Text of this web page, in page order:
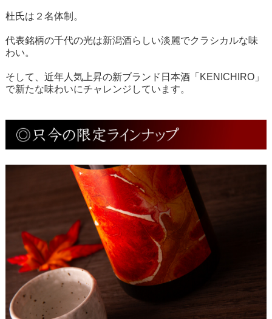
杜氏は２名体制。
代表銘柄の千代の光は新潟酒らしい淡麗でクラシカルな味
わい。
そして、近年人気上昇の新ブランド 日本酒「 KENICHIRO」
で新たな味わいにチャレンジしています。